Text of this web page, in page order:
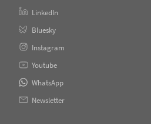
LinkedIn
Bluesky
Instagram
Youtube
WhatsApp
Newsletter